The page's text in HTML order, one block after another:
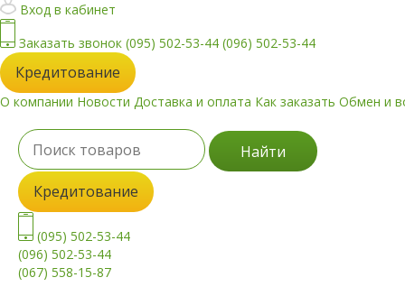
Вход в кабинет
Заказать звонок (095) 502-53-44 (096) 502-53-44
Кредитование
О компании Новости Доставка и оплата Как заказать Обмен и
Найти
Кредитование
(095) 502-53-44
(096) 502-53-44
(067) 558-15-87